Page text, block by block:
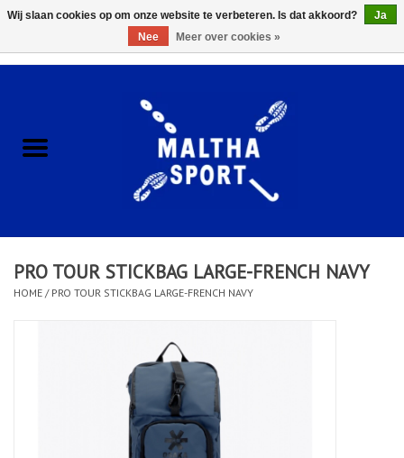
ACCESSOIRES/HARDWARE
KLEDING
CLUBSHOPS
Afspraak Loop Analyse
PRO TOUR STICKBAG LARGE-FRENCH NAVY
HOME / PRO TOUR STICKBAG LARGE-FRENCH NAVY
Wij slaan cookies op om onze website te verbeteren. Is dat akkoord?
Ja
Nee
Meer over cookies »